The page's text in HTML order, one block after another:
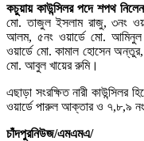
কচুয়ায় কাউন্সিলর পদে শপথ নিলেন
মো. তাজুল ইসলাম রাজু, ৩নং
আলম, ৫নং ওয়ার্ডে মো. আমিনুল
ওয়ার্ডে মো. কামাল হোসেন
মো. আবুল খায়ের রুমি।
এছাড়া সংরক্ষিত নারী
ওয়ার্ডে পারুল আক্তার ও ৭,৮,৯
চাঁদপুরনিউজ/এমএমএ/